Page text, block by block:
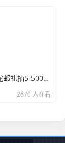
邮储银行集蛇邮礼抽5-500元支付宝红包，1月8日瓜分抽奖
2870 人在看